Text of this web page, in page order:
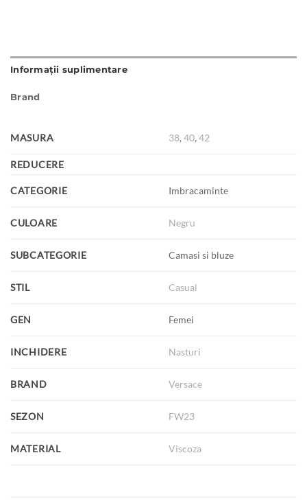
Informații suplimentare
Brand
MASURA 38,40,42
REDUCERE
CATEGORIE Imbracaminte
CULOARE Negru
SUBCATEGORIE Camasi si bluze
STIL Casual
GEN Femei
INCHIDERE Nasturi
BRAND Versace
SEZON FW23
MATERIAL Viscoza